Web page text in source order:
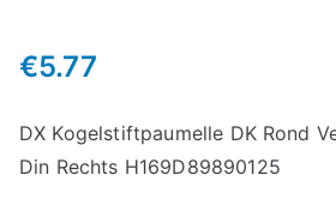
€5.77
DX Kogelstiftpaumelle DK Rond
Din Rechts H169D89890125